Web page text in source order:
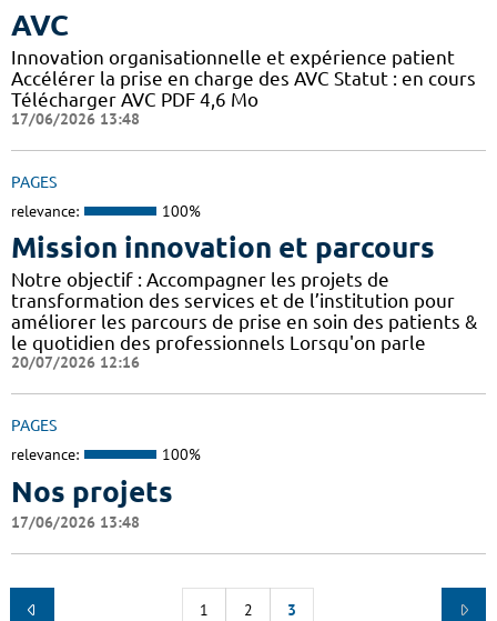
AVC
Innovation organisationnelle et expérience patient
Accélérer la prise en charge des AVC Statut : en cours
Télécharger AVC PDF 4,6 Mo
17/06/2026 13:48
PAGES
relevance: 100%
Mission innovation et parcours
Notre objectif : Accompagner les projets de
transformation des services et de l’institution pour
améliorer les parcours de prise en soin des patients &
le quotidien des professionnels Lorsqu'on parle
20/07/2026 12:16
PAGES
relevance: 100%
Nos projets
17/06/2026 13:48
1 2 3